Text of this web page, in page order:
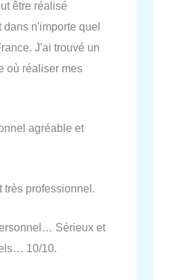
être réalisé
dans n'importe quel
J'ai trouvé un
où réaliser mes
agréable et
très professionnel.
Sérieux et
10/10.